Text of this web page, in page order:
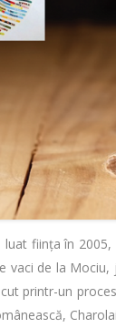
luat ființa în
vaci de la
printr-un